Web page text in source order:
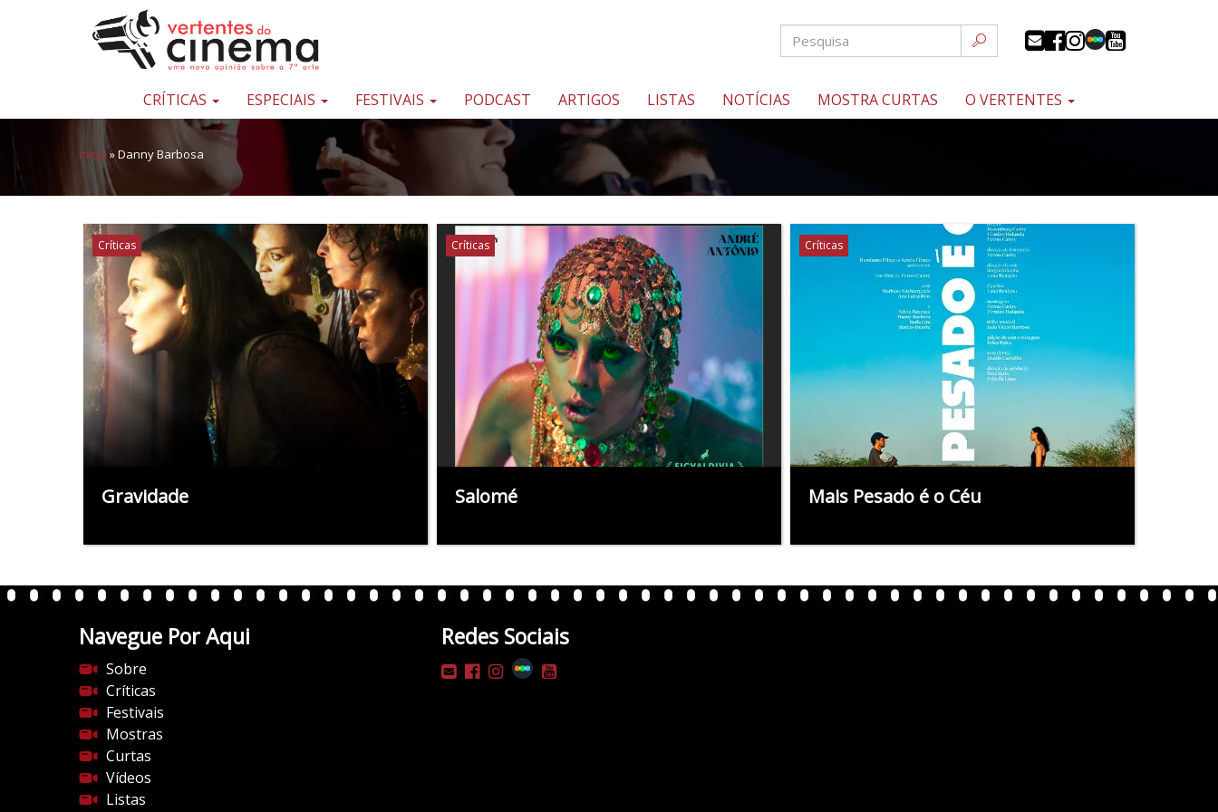
Pular para o conteúdo
Uma
sobre
sétima
arte
CRÍTICAS ESPECIAIS FESTIVAIS PODCAST ARTIGOS LISTAS NOTÍCIAS MOSTRA CURTAS O VERTENTES
Início »Danny Barbosa
Críticas
Gravidade
Críticas
Salomé
Críticas
Mais Pesado é o Céu
Navegue Por Aqui
Sobre
Críticas
Festivais
Mostras
Curtas
Vídeos
Listas
Redes Sociais